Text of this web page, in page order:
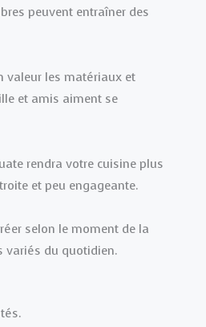
peuvent entraîner des
valeur les matériaux et
et amis aiment se
rendra votre cuisine plus
et peu engageante.
selon le moment de la
variés du quotidien.